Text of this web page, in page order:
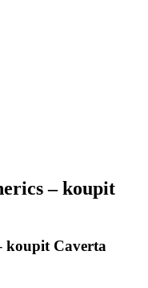
– koupit
koupit Caverta